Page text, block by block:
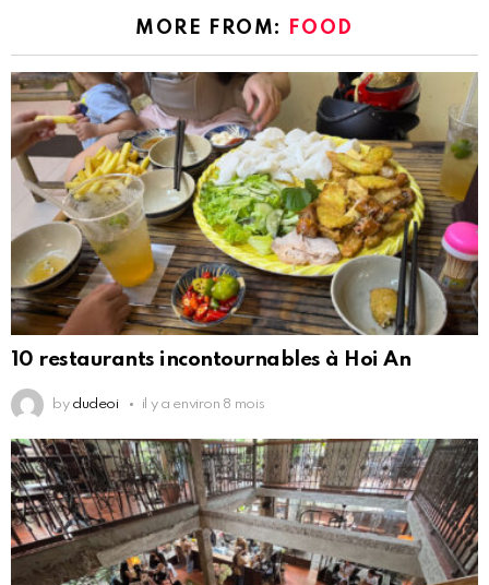
MORE FROM: FOOD
10 restaurants incontournables à Hoi An
by dudeoi il y a environ 8 mois